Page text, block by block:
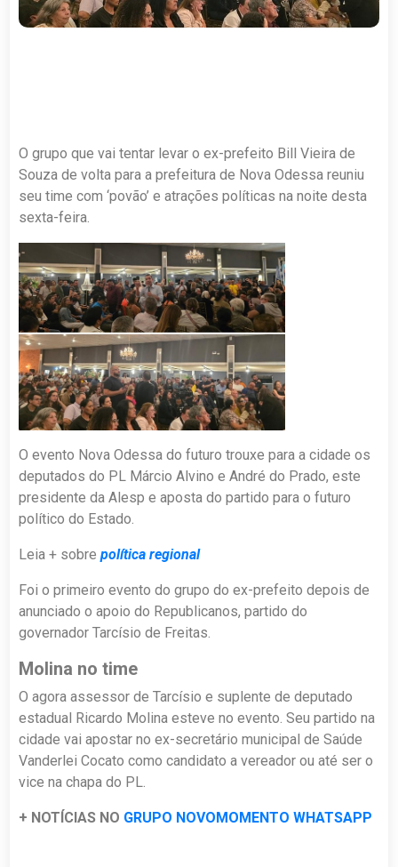
O grupo que vai tentar levar o ex-prefeito Bill Vieira de
Souza de volta para a prefeitura de Nova Odessa reuniu
seu time com ‘povão’ e atrações políticas na noite desta
sexta-feira.
O evento Nova Odessa do futuro trouxe para a cidade os
deputados do PL Márcio Alvino e André do Prado, este
presidente da Alesp e aposta do partido para o futuro
político do Estado.
Leia + sobrepolítica regional
Foi o primeiro evento do grupo do ex-prefeito depois de
anunciado o apoio do Republicanos, partido do
governador Tarcísio de Freitas.
Molina no time
O agora assessor de Tarcísio e suplente de deputado
estadual Ricardo Molina esteve no evento. Seu partido na
cidade vai apostar no ex-secretário municipal de Saúde
Vanderlei Cocato como candidato a vereador ou até ser o
vice na chapa do PL.
+ NOTÍCIAS NO GRUPO NOVOMOMENTO WHATSAPP